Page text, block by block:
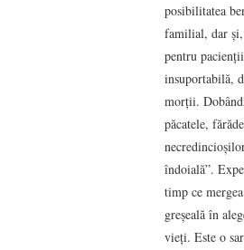
posibilitatea
familial, dar și,
pentru
insuportabilă,
morții.
păcatele,
îndoială”.
timp ce
greșeală în
vieți. Este o